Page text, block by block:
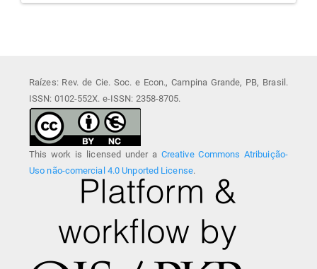
Raízes: Rev. de Cie. Soc. e Econ., Campina Grande, PB, Brasil.
ISSN: 0102-552X. e-ISSN: 2358-8705.
This work is licensed under a Creative Commons Atribuição-
Uso não-comercial 4.0 Unported License.